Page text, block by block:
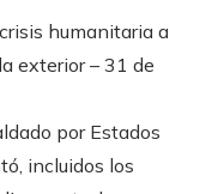
humanitaria a
exterior – 31 de
por Estados
incluidos los